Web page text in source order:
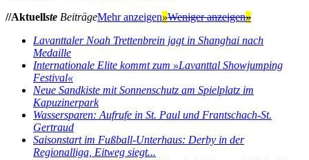
//Aktuellste BeiträgeMehr anzeigen»Weniger anzeigen»
Lavanttaler Noah Trettenbrein jagt in Shanghai nach
Medaille
Internationale Elite kommt zum »Lavanttal Showjumping
Festival«
Neue Sandkiste mit Sonnenschutz am Spielplatz im
Kapuzinerpark
Wassersparen: Aufrufe in St. Paul und Frantschach-St.
Gertraud
Saisonstart im Fußball-Unterhaus: Derby in der
Regionalliga, Eitweg siegt...